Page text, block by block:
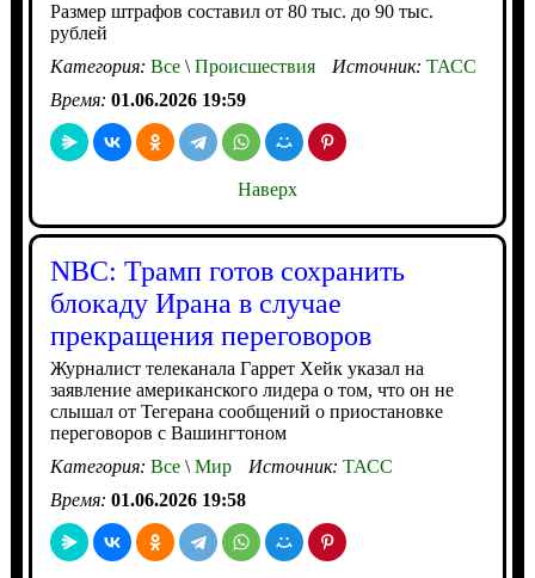
Размер штрафов составил от 80 тыс. до 90 тыс.
рублей
Категория: Все\Происшествия Источник: ТАСС
Время: 01.06.2026 19:59
Наверх
NBC: Трамп готов сохранить
блокаду Ирана в случае
прекращения переговоров
Журналист телеканала Гаррет Хейк указал на
заявление американского лидера о том, что он не
слышал от Тегерана сообщений о приостановке
переговоров с Вашингтоном
Категория: Все\Мир Источник: ТАСС
Время: 01.06.2026 19:58